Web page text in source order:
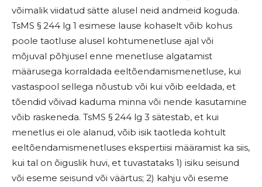
võimalik viidatud sätte alusel neid andmeid koguda.
TsMS § 244 lg 1 esimese lause kohaselt võib kohus
poole taotluse alusel kohtumenetluse ajal või
mõjuval põhjusel enne menetluse algatamist
määrusega korraldada eeltõendamismenetluse, kui
vastaspool sellega nõustub või kui võib eeldada, et
tõendid võivad kaduma minna või nende kasutamine
võib raskeneda. TsMS § 244 lg 3 sätestab, et kui
menetlus ei ole alanud, võib isik taotleda kohtult
eeltõendamismenetluses ekspertiisi määramist ka siis,
kui tal on õiguslik huvi, et tuvastataks 1) isiku seisund
või eseme seisund või väärtus; 2) kahju või eseme